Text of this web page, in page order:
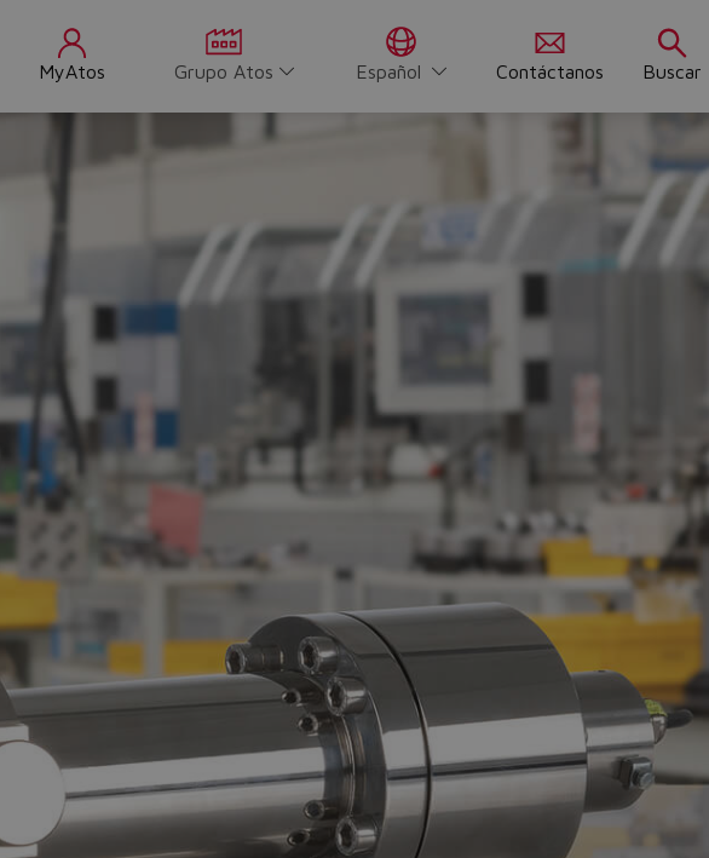
MyAtos Grupo Atos Español Contáctanos Buscar